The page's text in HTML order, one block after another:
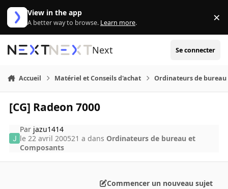
Aller au contenu
View in the app
A better way to browse. Learn more. ×
Next Se connecter
Accueil Matériel et Conseils d'achat Ordinateurs de bureau
[CG] Radeon 7000
Par jazu1414
le 22 avril 200521 a dans Ordinateurs de bureau et
Composants
Commencer un nouveau sujet